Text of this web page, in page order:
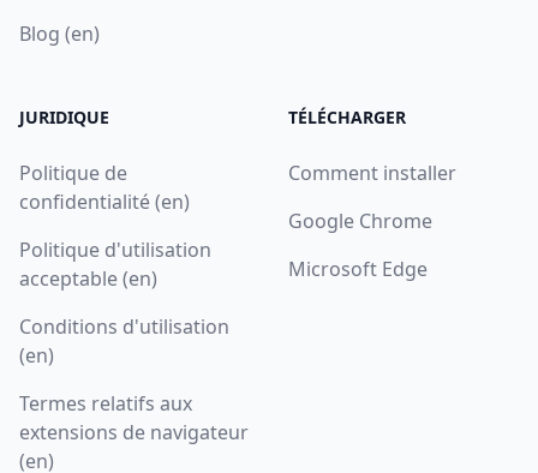
Blog (en)
JURIDIQUE
Politique de
confidentialité (en)
Politique d'utilisation
acceptable (en)
Conditions d'utilisation
(en)
Termes relatifs aux
extensions de navigateur
(en)
TÉLÉCHARGER
Comment installer
Google Chrome
Microsoft Edge